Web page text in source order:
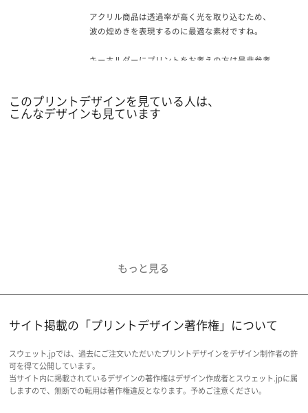
アクリル商品は透過率が高く光を取り込むため、
波の煌めきを表現するのに最適な素材ですね。
キーホルダーにプリントをお考えの方は是非参考
このプリントデザインを見ている人は、
こんなデザインも見ています
サイト掲載の「プリントデザイン著作権」について
スウェット.jpでは、過去にご注文いただいたプリントデザインをデザイン制作者の許
可を得て公開しています。
当サイト内に掲載されているデザインの著作権はデザイン作成者とスウェット.jpに属
しますので、無断での転用は著作権違反となります。予めご注意ください。